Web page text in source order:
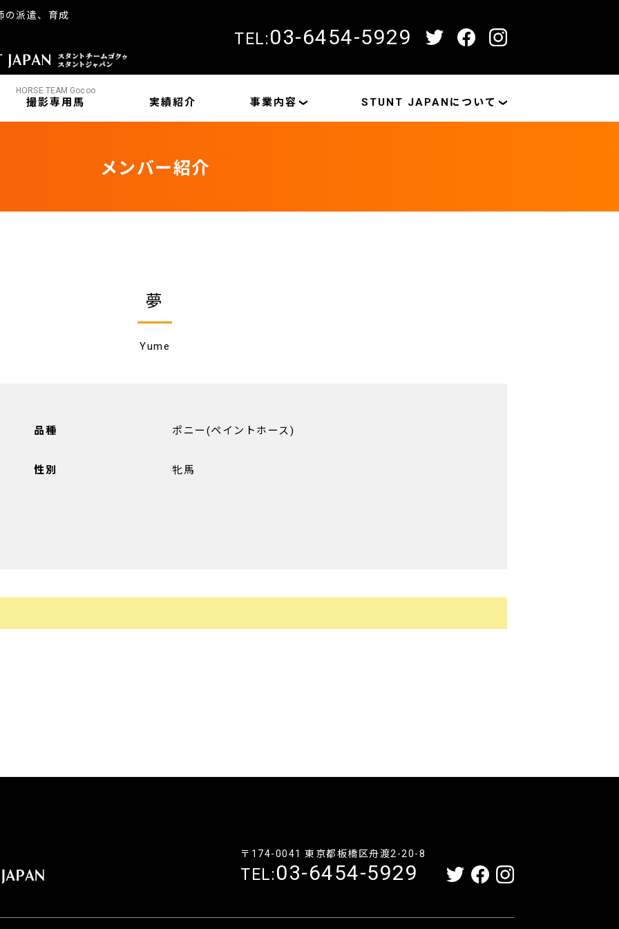
の派遣、育成
TEL:03-6454-5929
HORSE TEAM Gocoo
撮影専用馬 実績紹介 事業内容 STUNT JAPANについて
メンバー紹介
夢
Yume
品種 ポニー(ペイントホース)
性別 牝馬
〒174-0041 東京都板橋区舟渡2-20-8
TEL:03-6454-5929